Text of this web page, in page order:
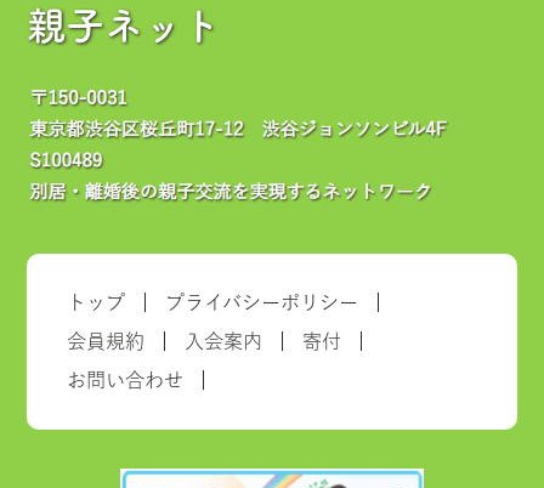
親子ネット
トップ プライバシーポリシー
会員規約 入会案内 寄付
お問い合わせ